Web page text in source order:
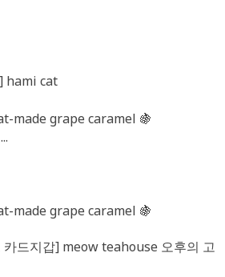
hami cat
made grape caramel 🍇
made grape caramel 🍇
드지갑] meow teahouse 오후의 고